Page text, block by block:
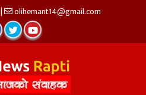
| olihemant14@gmail.com